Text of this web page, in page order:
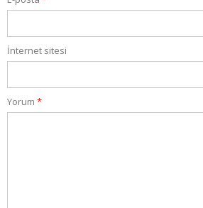
İnternet sitesi
Yorum *